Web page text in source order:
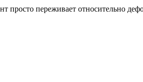
просто переживает относительно